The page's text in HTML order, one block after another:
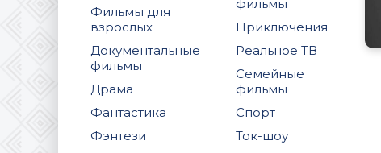
Фильмы для
взрослых
Документальные
фильмы
Драма
Фантастика
Фэнтези
фильмы
Приключения
Реальное ТВ
Семейные
фильмы
Спорт
Ток-шоу